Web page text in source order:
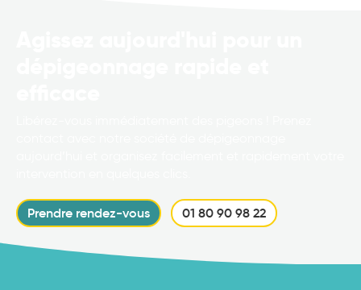
Prendre rendez-vous 01 80 90 98 22